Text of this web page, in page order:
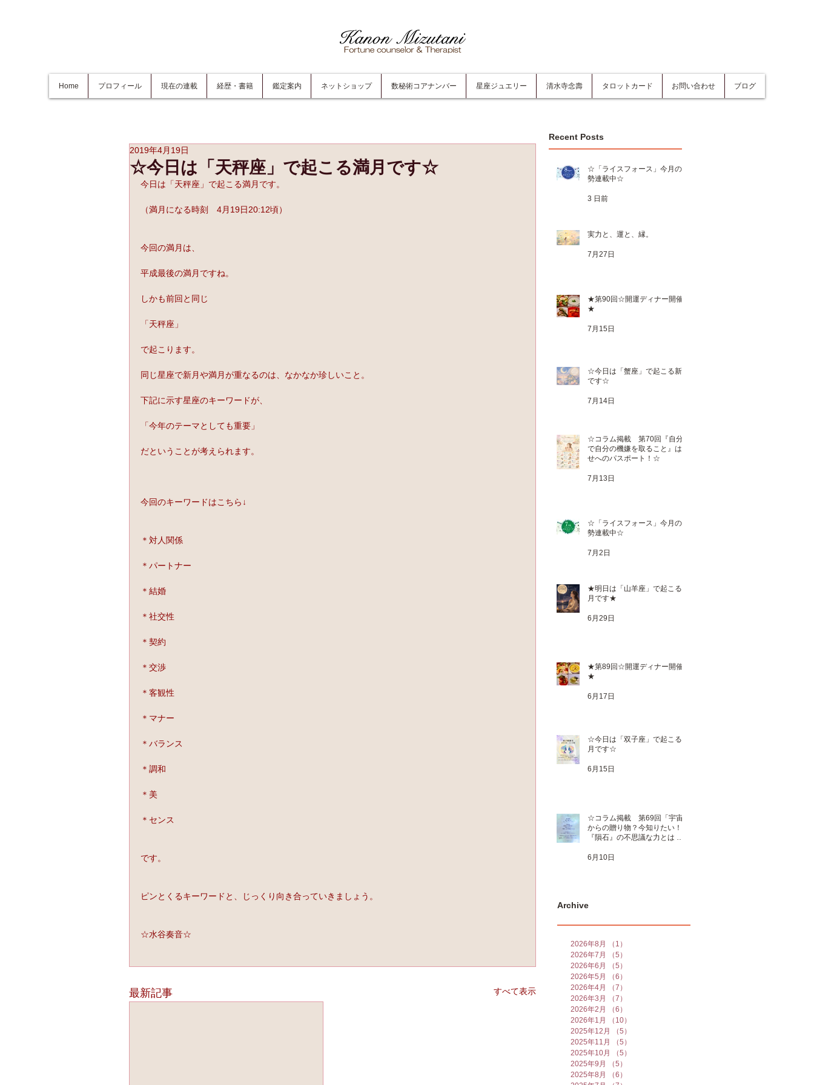
Home プロフィール 現在の連載 経歴・書籍 鑑定案内 ネットショップ 数秘術コアナンバー 星座ジュエリー 清水寺念壽 タロットカード お問い合わせ ブログ
☆今日は「天秤座」で起こる満月です☆
2019年4月19日
今日は「天秤座」で起こる満月です。
（満月になる時刻　4月19日20:12頃）
今回の満月は、
平成最後の満月ですね。
しかも前回と同じ
「天秤座」
で起こります。
同じ星座で新月や満月が重なるのは、なかなか珍しいこと。
下記に示す星座のキーワードが、
「今年のテーマとしても重要」
だということが考えられます。
今回のキーワードはこちら↓
＊対人関係
＊パートナー
＊結婚
＊社交性
＊契約
＊交渉
＊客観性
＊マナー
＊バランス
＊調和
＊美
＊センス
です。
ピンとくるキーワードと、じっくり向き合っていきましょう。
☆水谷奏音☆
最新記事 すべて表示
Recent Posts
☆「ライスフォース」今月の運
勢連載中☆
3 日前
実力と、運と、縁。
7月27日
★第90回☆開運ディナー開催
★
7月15日
☆今日は「蟹座」で起こる新月
です☆
7月14日
☆コラム掲載 第70回『自分
で自分の機嫌を取ること』は幸
せへのパスポート！☆
7月13日
☆「ライスフォース」今月の運
勢連載中☆
7月2日
★明日は「山羊座」で起こる満
月です★
6月29日
★第89回☆開運ディナー開催
★
6月17日
☆今日は「双子座」で起こる新
月です☆
6月15日
☆コラム掲載 第69回「宇宙
からの贈り物？今知りたい！
『隕石』の不思議な力とは 」
6月10日
Archive
2026年8月 （1）
2026年7月
（5）
2026年6月
（5）
2026年5月
（6）
2026年4月
（7）
2026年3月
（7）
2026年2月
（6）
2026年1月
（10）
2025年12月
（5）
2025年11月
（5）
2025年10月
（5）
2025年9月
（5）
2025年8月
（6）